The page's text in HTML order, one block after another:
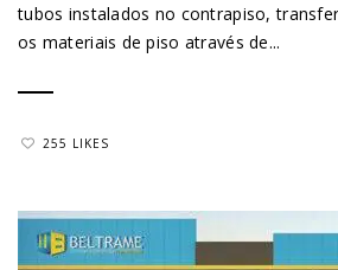
tubos instalados no contrapiso,
os materiais de piso através de...
255 LIKES